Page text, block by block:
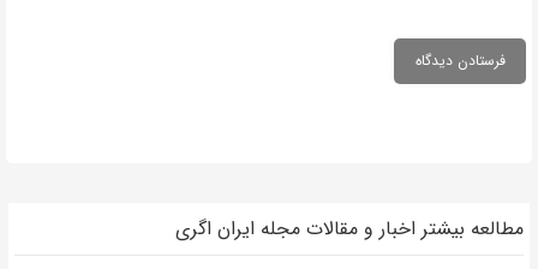
مطالعه بیشتر اخبار و مقالات مجله ایران اگری